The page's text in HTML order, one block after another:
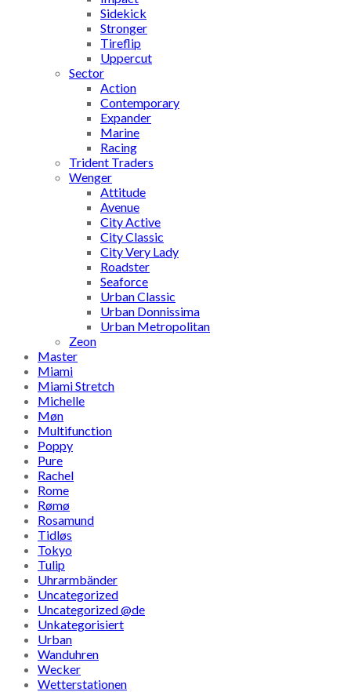
Sidekick
Stronger
Tireflip
Uppercut
Sector
Action
Contemporary
Expander
Marine
Racing
Trident Traders
Wenger
Attitude
Avenue
City Active
City Classic
City Very Lady
Roadster
Seaforce
Urban Classic
Urban Donnissima
Urban Metropolitan
Zeon
Master
Miami
Miami Stretch
Michelle
Møn
Multifunction
Poppy
Pure
Rachel
Rome
Rømø
Rosamund
Tidløs
Tokyo
Tulip
Uhrarmbänder
Uncategorized
Uncategorized @de
Unkategorisiert
Urban
Wanduhren
Wecker
Wetterstationen